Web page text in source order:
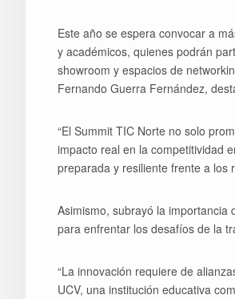
Este año se espera convocar a
y académicos, quienes podrán
showroom y espacios de
Fernando Guerra Fernández,
“El Summit TIC Norte no solo
impacto real en la competitividad
preparada y resiliente frente a los
Asimismo, subrayó la importancia
para enfrentar los desafíos de la
“La innovación requiere de
UCV, una institución educativa